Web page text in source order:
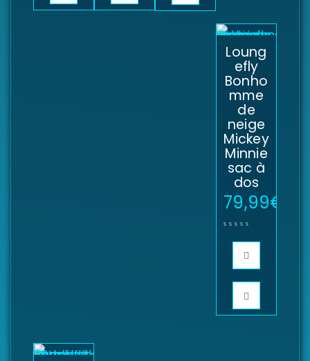
Loung
efly
Bonho
mme
de
neige
Mickey
Minnie
sac à
dos
79,99€